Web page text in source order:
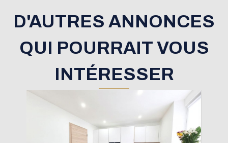
D'AUTRES ANNONCES
QUI POURRAIT VOUS
INTÉRESSER